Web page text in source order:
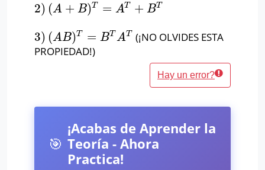
2)
2) (A + B)T = AT + BT
(A+ B)T=AT BT
3)
3) (AB)T = BT AT
(AB)T=B TA T
(¡NO OLVIDES ESTA
PROPIEDAD!)
Hay un error?
🎯
¡Acabas de Aprender la
Teoría - Ahora
Practica!